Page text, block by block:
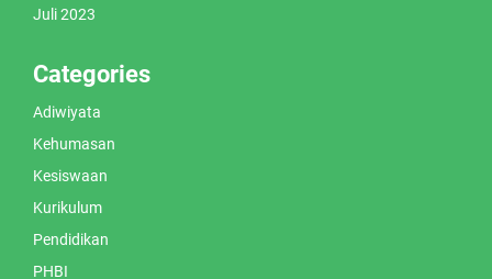
Juli 2023
Categories
Adiwiyata
Kehumasan
Kesiswaan
Kurikulum
Pendidikan
PHBI